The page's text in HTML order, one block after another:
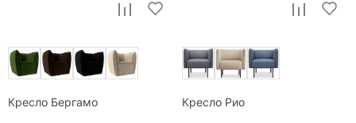
Кресло Бергамо Кресло Рио